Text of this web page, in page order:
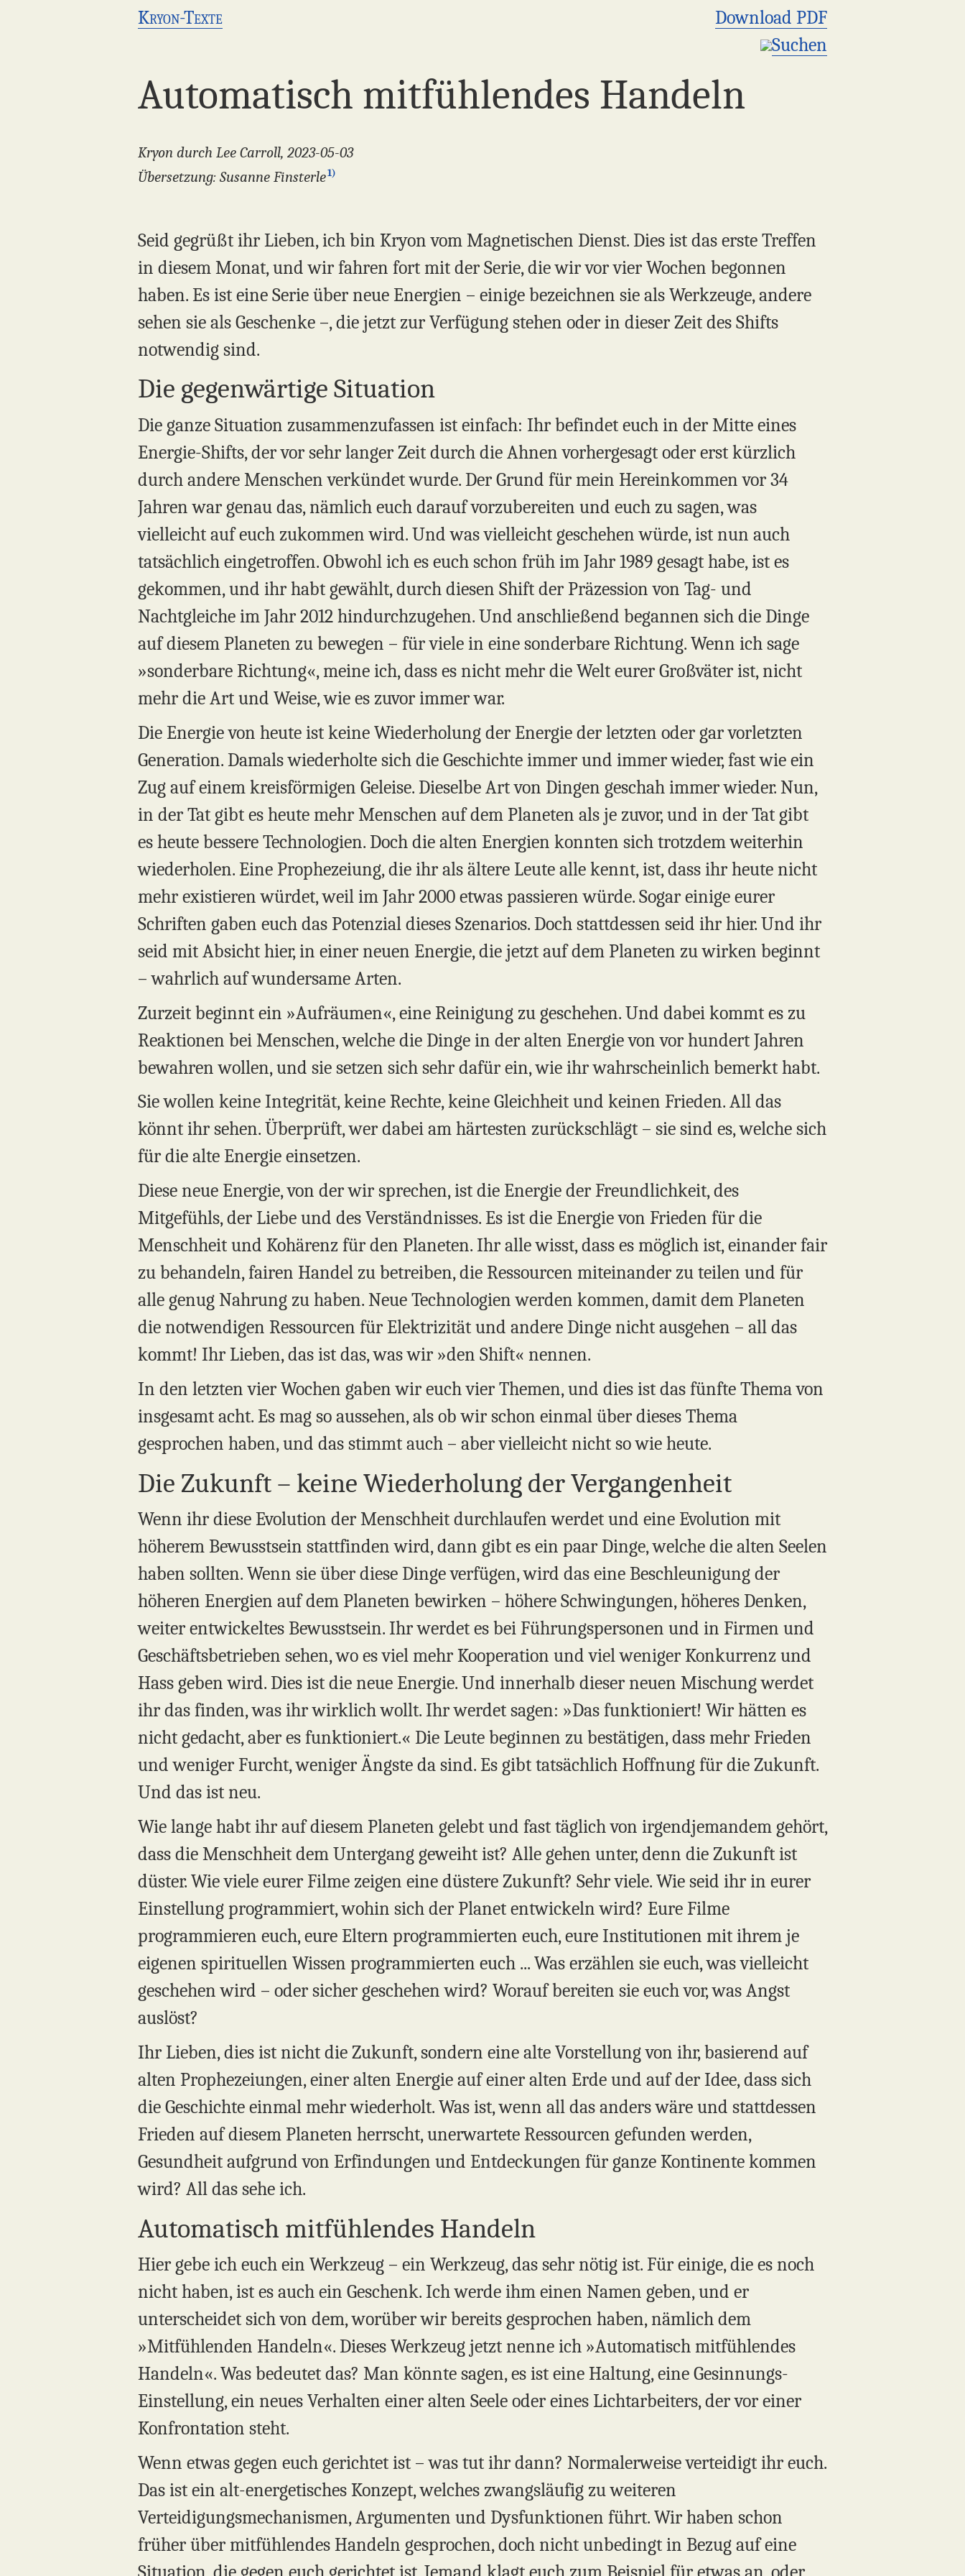
Kryon-Texte
Download PDF
Suchen
Automatisch mitfühlendes Handeln
Kryon durch Lee Carroll, 2023-05-03
Übersetzung: Susanne Finsterle1)
Seid gegrüßt ihr Lieben, ich bin Kryon vom Magnetischen Dienst. Dies ist das erste Treffen
in diesem Monat, und wir fahren fort mit der Serie, die wir vor vier Wochen begonnen
haben. Es ist eine Serie über neue Energien – einige bezeichnen sie als Werkzeuge, andere
sehen sie als Geschenke –, die jetzt zur Verfügung stehen oder in dieser Zeit des Shifts
notwendig sind.
Die gegenwärtige Situation
Die ganze Situation zusammenzufassen ist einfach: Ihr befindet euch in der Mitte eines
Energie-Shifts, der vor sehr langer Zeit durch die Ahnen vorhergesagt oder erst kürzlich
durch andere Menschen verkündet wurde. Der Grund für mein Hereinkommen vor 34
Jahren war genau das, nämlich euch darauf vorzubereiten und euch zu sagen, was
vielleicht auf euch zukommen wird. Und was vielleicht geschehen würde, ist nun auch
tatsächlich eingetroffen. Obwohl ich es euch schon früh im Jahr 1989 gesagt habe, ist es
gekommen, und ihr habt gewählt, durch diesen Shift der Präzession von Tag- und
Nachtgleiche im Jahr 2012 hindurchzugehen. Und anschließend begannen sich die Dinge
auf diesem Planeten zu bewegen – für viele in eine sonderbare Richtung. Wenn ich sage
»sonderbare Richtung«, meine ich, dass es nicht mehr die Welt eurer Großväter ist, nicht
mehr die Art und Weise, wie es zuvor immer war.
Die Energie von heute ist keine Wiederholung der Energie der letzten oder gar vorletzten
Generation. Damals wiederholte sich die Geschichte immer und immer wieder, fast wie ein
Zug auf einem kreisförmigen Geleise. Dieselbe Art von Dingen geschah immer wieder. Nun,
in der Tat gibt es heute mehr Menschen auf dem Planeten als je zuvor, und in der Tat gibt
es heute bessere Technologien. Doch die alten Energien konnten sich trotzdem weiterhin
wiederholen. Eine Prophezeiung, die ihr als ältere Leute alle kennt, ist, dass ihr heute nicht
mehr existieren würdet, weil im Jahr 2000 etwas passieren würde. Sogar einige eurer
Schriften gaben euch das Potenzial dieses Szenarios. Doch stattdessen seid ihr hier. Und ihr
seid mit Absicht hier, in einer neuen Energie, die jetzt auf dem Planeten zu wirken beginnt
– wahrlich auf wundersame Arten.
Zurzeit beginnt ein »Aufräumen«, eine Reinigung zu geschehen. Und dabei kommt es zu
Reaktionen bei Menschen, welche die Dinge in der alten Energie von vor hundert Jahren
bewahren wollen, und sie setzen sich sehr dafür ein, wie ihr wahrscheinlich bemerkt habt.
Sie wollen keine Integrität, keine Rechte, keine Gleichheit und keinen Frieden. All das
könnt ihr sehen. Überprüft, wer dabei am härtesten zurückschlägt – sie sind es, welche sich
für die alte Energie einsetzen.
Diese neue Energie, von der wir sprechen, ist die Energie der Freundlichkeit, des
Mitgefühls, der Liebe und des Verständnisses. Es ist die Energie von Frieden für die
Menschheit und Kohärenz für den Planeten. Ihr alle wisst, dass es möglich ist, einander fair
zu behandeln, fairen Handel zu betreiben, die Ressourcen miteinander zu teilen und für
alle genug Nahrung zu haben. Neue Technologien werden kommen, damit dem Planeten
die notwendigen Ressourcen für Elektrizität und andere Dinge nicht ausgehen – all das
kommt! Ihr Lieben, das ist das, was wir »den Shift« nennen.
In den letzten vier Wochen gaben wir euch vier Themen, und dies ist das fünfte Thema von
insgesamt acht. Es mag so aussehen, als ob wir schon einmal über dieses Thema
gesprochen haben, und das stimmt auch – aber vielleicht nicht so wie heute.
Die Zukunft – keine Wiederholung der Vergangenheit
Wenn ihr diese Evolution der Menschheit durchlaufen werdet und eine Evolution mit
höherem Bewusstsein stattfinden wird, dann gibt es ein paar Dinge, welche die alten Seelen
haben sollten. Wenn sie über diese Dinge verfügen, wird das eine Beschleunigung der
höheren Energien auf dem Planeten bewirken – höhere Schwingungen, höheres Denken,
weiter entwickeltes Bewusstsein. Ihr werdet es bei Führungspersonen und in Firmen und
Geschäftsbetrieben sehen, wo es viel mehr Kooperation und viel weniger Konkurrenz und
Hass geben wird. Dies ist die neue Energie. Und innerhalb dieser neuen Mischung werdet
ihr das finden, was ihr wirklich wollt. Ihr werdet sagen: »Das funktioniert! Wir hätten es
nicht gedacht, aber es funktioniert.« Die Leute beginnen zu bestätigen, dass mehr Frieden
und weniger Furcht, weniger Ängste da sind. Es gibt tatsächlich Hoffnung für die Zukunft.
Und das ist neu.
Wie lange habt ihr auf diesem Planeten gelebt und fast täglich von irgendjemandem gehört,
dass die Menschheit dem Untergang geweiht ist? Alle gehen unter, denn die Zukunft ist
düster. Wie viele eurer Filme zeigen eine düstere Zukunft? Sehr viele. Wie seid ihr in eurer
Einstellung programmiert, wohin sich der Planet entwickeln wird? Eure Filme
programmieren euch, eure Eltern programmierten euch, eure Institutionen mit ihrem je
eigenen spirituellen Wissen programmierten euch ... Was erzählen sie euch, was vielleicht
geschehen wird – oder sicher geschehen wird? Worauf bereiten sie euch vor, was Angst
auslöst?
Ihr Lieben, dies ist nicht die Zukunft, sondern eine alte Vorstellung von ihr, basierend auf
alten Prophezeiungen, einer alten Energie auf einer alten Erde und auf der Idee, dass sich
die Geschichte einmal mehr wiederholt. Was ist, wenn all das anders wäre und stattdessen
Frieden auf diesem Planeten herrscht, unerwartete Ressourcen gefunden werden,
Gesundheit aufgrund von Erfindungen und Entdeckungen für ganze Kontinente kommen
wird? All das sehe ich.
Automatisch mitfühlendes Handeln
Hier gebe ich euch ein Werkzeug – ein Werkzeug, das sehr nötig ist. Für einige, die es noch
nicht haben, ist es auch ein Geschenk. Ich werde ihm einen Namen geben, und er
unterscheidet sich von dem, worüber wir bereits gesprochen haben, nämlich dem
»Mitfühlenden Handeln«. Dieses Werkzeug jetzt nenne ich »Automatisch mitfühlendes
Handeln«. Was bedeutet das? Man könnte sagen, es ist eine Haltung, eine Gesinnungs-
Einstellung, ein neues Verhalten einer alten Seele oder eines Lichtarbeiters, der vor einer
Konfrontation steht.
Wenn etwas gegen euch gerichtet ist – was tut ihr dann? Normalerweise verteidigt ihr euch.
Das ist ein alt-energetisches Konzept, welches zwangsläufig zu weiteren
Verteidigungsmechanismen, Argumenten und Dysfunktionen führt. Wir haben schon
früher über mitfühlendes Handeln gesprochen, doch nicht unbedingt in Bezug auf eine